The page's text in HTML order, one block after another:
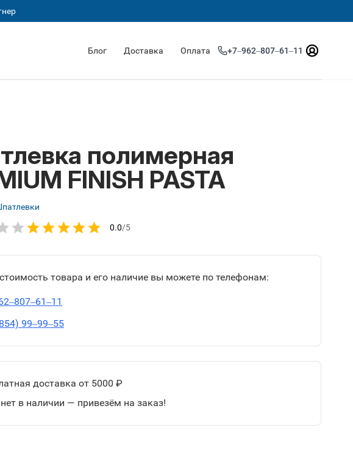
Блог Доставка Оплата +7‒962‒807‒61‒11
полимерная
FINISH PASTA
0.0/5
товара и его наличие вы можете по телефонам:
99‒99‒55
доставка от 5000 ₽
в наличии — привезём на заказ!